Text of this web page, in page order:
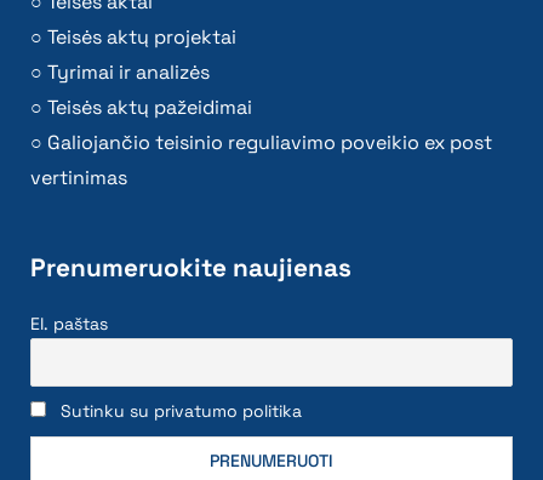
Teisės aktų projektai
Tyrimai ir analizės
Teisės aktų pažeidimai
Galiojančio teisinio reguliavimo poveikio ex post
vertinimas
Prenumeruokite naujienas
El. paštas
Sutinku su privatumo politika